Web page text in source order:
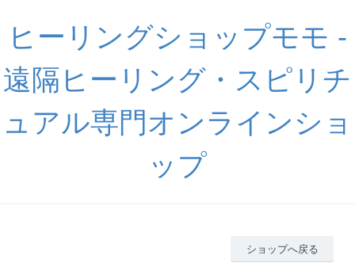
ヒーリングショップモモ -
遠隔ヒーリング・スピリチ
ュアル専門オンラインショ
ップ
ショップへ戻る